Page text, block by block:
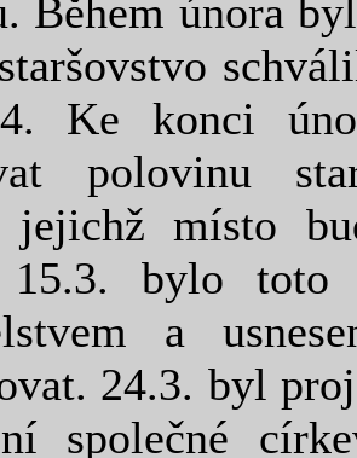
Během února
Ke konci
polovinu
jejichž místo
15.3. bylo toto
a
24.3. byl
společné